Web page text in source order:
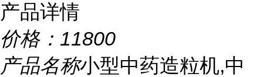
产品详情
价格： 11800
产品名称小型中药造粒机,中